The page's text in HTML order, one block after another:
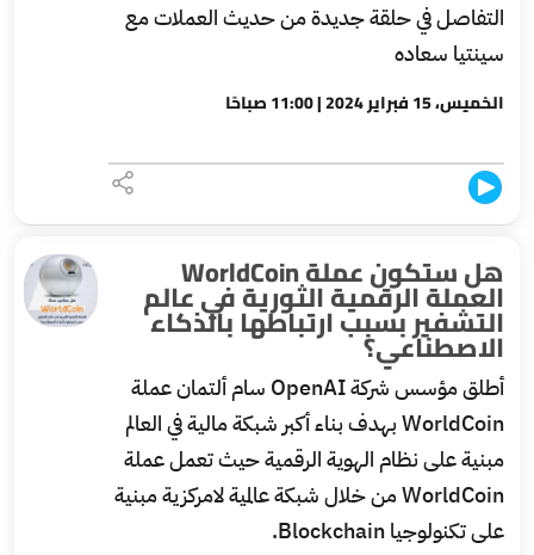
التفاصل في حلقة جديدة من حديث العملات مع
سينتيا سعاده
الخميس، 15 فبراير 2024 | 11:00 صباحًا
هل ستكون عملة WorldCoin
العملة الرقمية الثورية في عالم
التشفير بسبب ارتباطها بالذكاء
الاصطناعي؟
أطلق مؤسس شركة OpenAI سام ألتمان عملة
WorldCoin بهدف بناء أكبر شبكة مالية في العالم
مبنية على نظام الهوية الرقمية حيث تعمل عملة
WorldCoin من خلال شبكة عالمية لامركزية مبنية
على تكنولوجيا Blockchain.